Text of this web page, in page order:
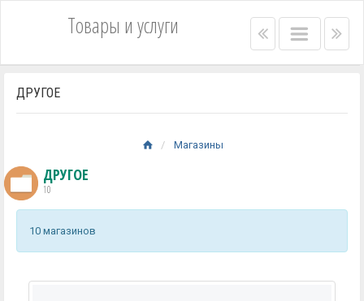
Товары и услуги Left
bar
Main
menu
Right
menu
bar
ДРУГОЕ
Магазины
ДРУГОЕ
10
10 магазинов